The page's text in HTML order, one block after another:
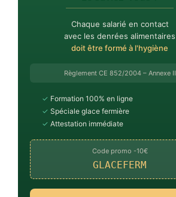
Chaque salarié en contact
avec les denrées alimentaires
doit être formé à l'hygiène
Règlement CE 852/2004 – Annexe II
✓ Formation 100% en ligne
✓ Spéciale glace fermière
✓ Attestation immédiate
Code promo -10€
GLACEFERM